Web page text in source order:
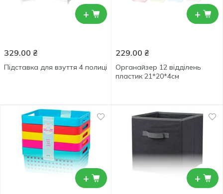
+
329.00 ₴
Підставка для взуття 4 полиці
+
229.00 ₴
Органайзер 12 відділень
пластик 21*20*4см
+ +